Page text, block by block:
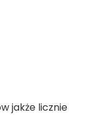
jakże licznie